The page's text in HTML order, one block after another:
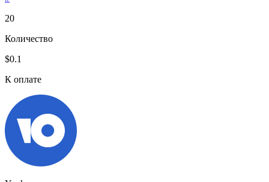
20
Количество
$0.1
К оплате